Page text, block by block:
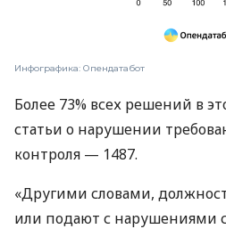
Инфографика: Опендатабот
Более 73% всех решений в
статьи о нарушении
контроля — 1487.
«Другими словами,
или подают с нарушениями